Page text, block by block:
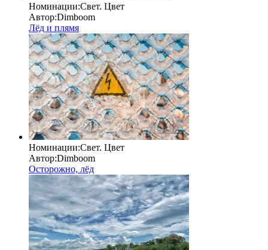
Номинации:Свет. Цвет
Автор:Dimboom
Лёд и плямя
Номинации:Свет. Цвет
Автор:Dimboom
Осторожно, лёд